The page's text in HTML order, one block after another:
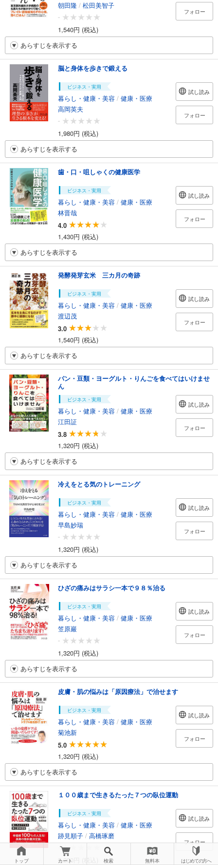
朝田隆 / 松田美智子
-
1,540円 (税込)
フォロー
あらすじを表示する
脳と身体を歩きで鍛える
ビジネス・実用
暮らし・健康・美容 / 健康・医療
高岡英夫
-
1,980円 (税込)
試し読み
フォロー
あらすじを表示する
歯・口・咀しゃくの健康医学
ビジネス・実用
暮らし・健康・美容 / 健康・医療
林晋哉
4.0
1,430円 (税込)
試し読み
フォロー
あらすじを表示する
発酵発芽玄米 三カ月の奇跡
ビジネス・実用
暮らし・健康・美容 / 健康・医療
渡辺茂
3.0
1,540円 (税込)
試し読み
フォロー
あらすじを表示する
パン・豆類・ヨーグルト・りんごを食べてはいけませ
ん
ビジネス・実用
暮らし・健康・美容 / 健康・医療
江田証
3.8
1,320円 (税込)
試し読み
フォロー
あらすじを表示する
冷えをとる気のトレーニング
ビジネス・実用
暮らし・健康・美容 / 健康・医療
早島妙瑞
-
1,320円 (税込)
試し読み
フォロー
あらすじを表示する
ひざの痛みはサラシ一本で９８％治る
ビジネス・実用
暮らし・健康・美容 / 健康・医療
笠原巖
-
1,320円 (税込)
試し読み
フォロー
あらすじを表示する
皮膚・肌の悩みは「原因療法」で治せます
ビジネス・実用
暮らし・健康・美容 / 健康・医療
菊池新
5.0
1,320円 (税込)
試し読み
フォロー
あらすじを表示する
１００歳まで生きるたった７つの臥位運動
ビジネス・実用
暮らし・健康・美容 / 健康・医療
跡見順子 / 高橋琢磨
2,200円 (税込)
試し読み
フォロー
トップ カート 検索 無料本 はじめての方へ